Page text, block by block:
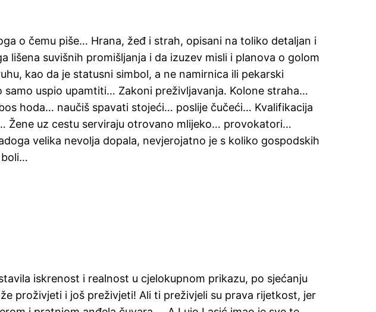
o čemu piše… Hrana, žeđ i strah, opisani na toliko detaljan i
suvišnih promišljanja i da izuzev misli i planova o golom
kao da je statusni simbol, a ne namirnica ili pekarski
uspio upamtiti… Zakoni preživljavanja. Kolone straha…
hoda… naučiš spavati stojeći… poslije čučeći… Kvalifikacija
Žene uz cestu serviraju otrovano mlijeko… provokatori…
velika nevolja dopala, nevjerojatno je s koliko gospodskih
boli…
iskrenost i realnost u cjelokupnom prikazu, po sjećanju
proživjeti i još preživjeti! Ali ti preživjeli su prava rijetkost, jer